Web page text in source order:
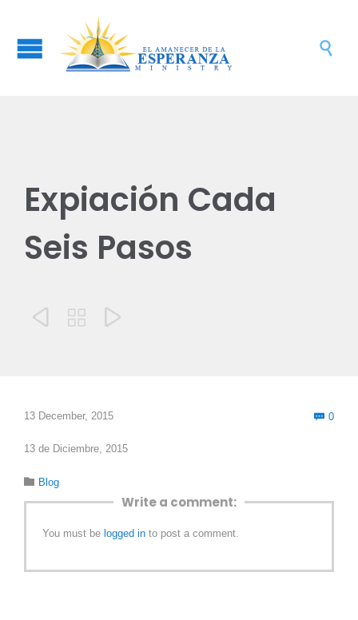

Expiación Cada
Seis Pasos
  
13 December, 2015  0
13 de Diciembre, 2015
 Category
Blog
Write a comment:
You must be logged in to post a comment.